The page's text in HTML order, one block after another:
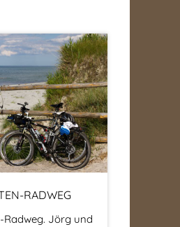
RADWEG
Radweg. Jörg und